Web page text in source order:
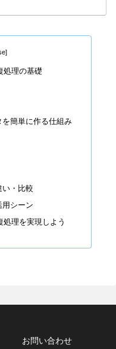
処理の基礎
簡単に作る仕組み
い・比較
用シーン
処理を実現しよう
お問い合わせ